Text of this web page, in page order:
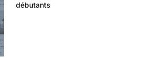
débutants